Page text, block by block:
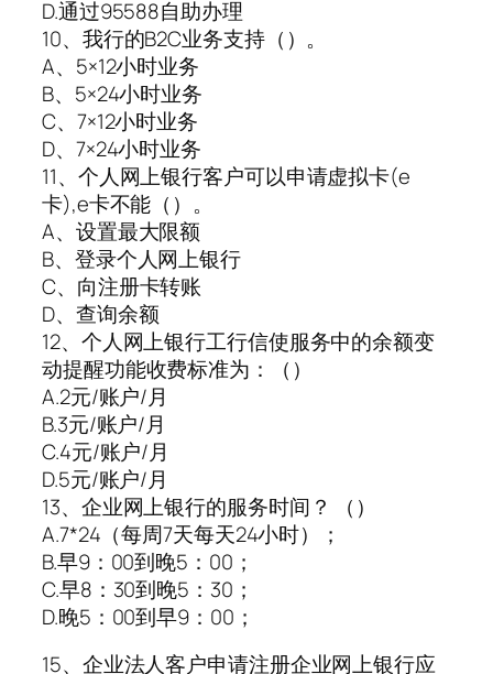
D.通过95588自助办理
10、我行的B2C业务支持（）。
A、5×12小时业务
B、5×24小时业务
C、7×12小时业务
D、7×24小时业务
11、个人网上银行客户可以申请虚拟卡(e
卡),e卡不能（）。
A、设置最大限额
B、登录个人网上银行
C、向注册卡转账
D、查询余额
12、个人网上银行工行信使服务中的余额变
动提醒功能收费标准为：（）
A.2元/账户/月
B.3元/账户/月
C.4元/账户/月
D.5元/账户/月
13、企业网上银行的服务时间？ （）
A.7*24（每周7天每天24小时）；
B.早9：00到晚5：00；
C.早8：30到晚5：30；
D.晚5：00到早9：00；
15、企业法人客户申请注册企业网上银行应